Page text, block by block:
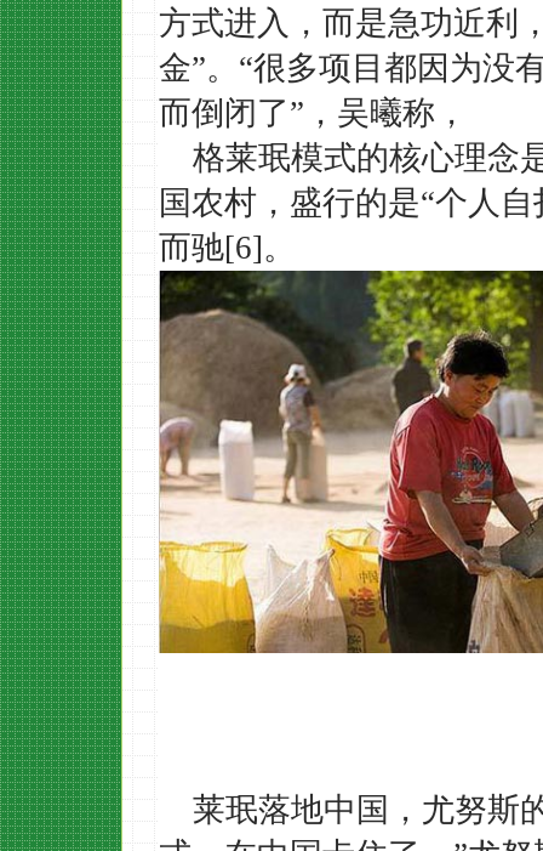
方式进入，而是急功近利
金”。“很多项目都因为没
而倒闭了”，吴曦称，
格莱珉模式的核心理念
国农村，盛行的是“个人
而驰[6]。
莱珉落地中国，尤努斯